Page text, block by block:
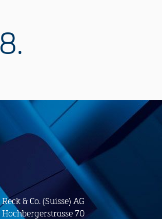
Reck & Co. (Suisse) AG
Hochbergerstrasse 70